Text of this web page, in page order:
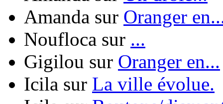
Amanda sur Oranger
Noufloca sur ...
Gigilou sur Oranger en...
Icila sur La ville évolue.